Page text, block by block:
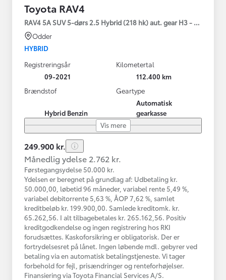
Toyota RAV4
RAV4 5A SUV 5-dørs 2.5 Hybrid (218 hk) aut. gear H3 - Comfort
Odder
HYBRID
Registreringsår
09-2021
Kilometertal
112.400 km
Brændstof
Hybrid Benzin
Geartype
Automatisk
gearkasse
Vis mere
249.900 kr.
Månedlig ydelse 2.762 kr.
Førstegangsydelse 50.000 kr.
Ydelsen er beregnet på grundlag af: Udbetaling kr.
50.000,00, løbetid 96 måneder, variabel rente 5,49 %,
variabel debitorrente 5,63 %, ÅOP 7,62 %, samlet
kreditbeløb kr. 199.900,00. Samlede kreditomk. kr.
65.262,56. I alt tilbagebetales kr. 265.162,56. Positiv
kreditgodkendelse og ingen registrering hos RKI
forudsættes. Kaskoforsikring er obligatorisk. Der er
fortrydelsesret på lånet. Ingen løbende mdl. gebyrer ved
betaling via en automatisk betalingstjeneste. Vi tager
forbehold for fejl, prisændringer og renteforhøjelser.
Finansiering via Toyota Financial Services A/S.